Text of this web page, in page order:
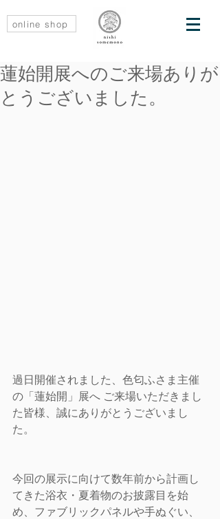
online shop
蓮始開展へのご来場ありが
とうございました。
過日開催されました、色匂ふさま主催
の「蓮始開」展へ ご来場いただきまし
た皆様、誠にありがとうございまし
た。
今回の展示に向けて数年前から計画し
てきた浴衣・夏着物のお披露目を始
め、ファブリックパネルや手ぬぐい、